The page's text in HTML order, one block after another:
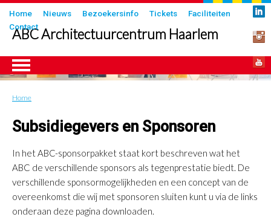
Overslaan
en
naar
inhoud
gaan
Submenu
Home Nieuws Bezoekersinfo Tickets
Faciliteiten
Contact
ABC Architectuurcentrum Haarlem
Kruimelpad
Home
Subsidiegevers en Sponsoren
In het ABC-sponsorpakket staat kort beschreven wat het
ABC de verschillende sponsors als tegenprestatie biedt. De
verschillende sponsormogelijkheden en een concept van de
overeenkomst die wij met sponsoren sluiten kunt u via de links
onderaan deze pagina downloaden.